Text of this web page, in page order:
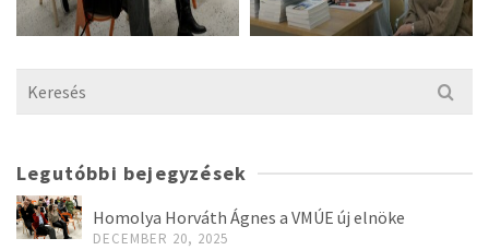
Search
for:
Legutóbbi bejegyzések
Homolya Horváth Ágnes a VMÚE új elnöke
DECEMBER 20, 2025